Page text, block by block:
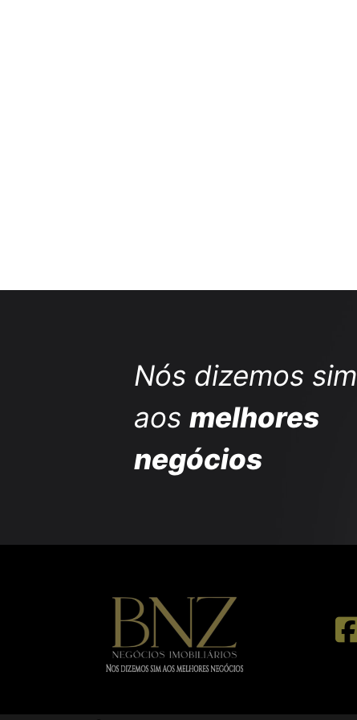
Nós dizemos sim
aos melhores
negócios